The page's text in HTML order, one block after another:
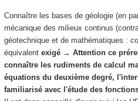
Connaître les bases de géologie (en
mécanique des milieux continus
géotechnique et de mathématiques :
équivalent exigé → Attention ce
connaître les rudiments de calcul
équations du deuxième degré,
familiarisé avec l'étude des